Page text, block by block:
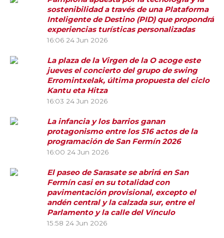
sostenibilidad a través de una Plataforma
Inteligente de Destino (PID) que propondrá
experiencias turísticas personalizadas
16:06 24 Jun 2026
La plaza de la Virgen de la O acoge este
jueves el concierto del grupo de swing
Erromintxelak, última propuesta del ciclo
Kantu eta Hitza
16:03 24 Jun 2026
La infancia y los barrios ganan
protagonismo entre los 516 actos de la
programación de San Fermín 2026
16:00 24 Jun 2026
El paseo de Sarasate se abrirá en San
Fermín casi en su totalidad con
pavimentación provisional, excepto el
andén central y la calzada sur, entre el
Parlamento y la calle del Vínculo
15:58 24 Jun 2026